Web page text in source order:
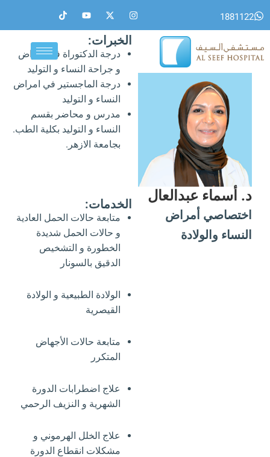
إلى 1881122
I
n
s
a
g
m
X
-
t
w
i
t
e
r
Y
o
u
b
e
T
i
k
k
د. أسماء عبدالعال
اختصاصي أمراض
النساء والولادة
الخبرات:
درجة الدكتوراة في امراض
و جراحة النساء و التوليد
درجة الماجستير في امراض
النساء و التوليد
مدرس و محاضر بقسم
النساء و التوليد بكلية الطب.
بجامعة الازهر.
الخدمات:
متابعة حالات الحمل العادية
و حالات الحمل شديدة
الخطورة و التشخيص
الدقيق بالسونار
الولادة الطبيعية و الولادة
القيصرية
متابعة حالات الأجهاض
المتكرر
علاج اضطرابات الدورة
الشهرية و النزيف الرحمي
علاج الخلل الهرموني و
مشكلات انقطاع الدورة